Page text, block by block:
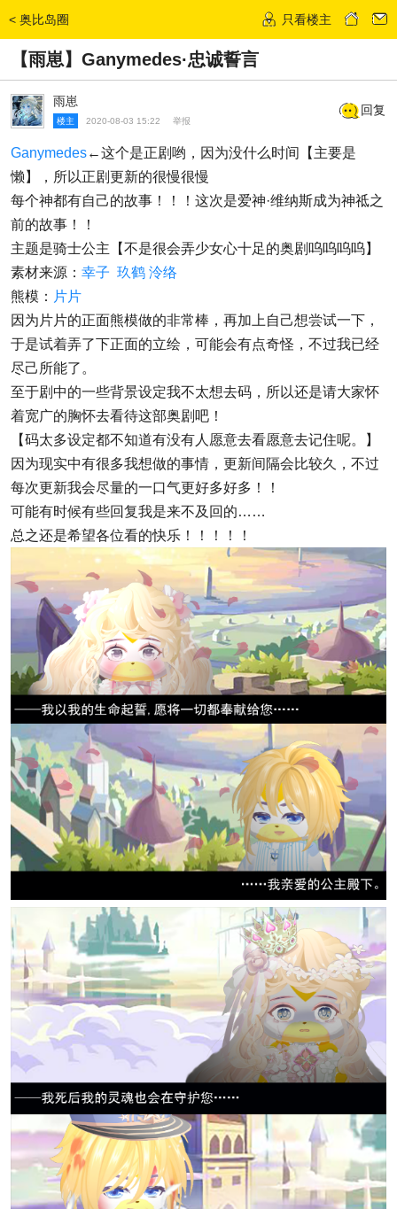
发话题
【雨崽】Ganymedes·忠诚誓言
雨崽
楼主 2020-08-03 15:22 举报
回复
Ganymedes←这个是正剧哟，因为没什么时间【主要是
懒】，所以正剧更新的很慢很慢
每个神都有自己的故事！！！这次是爱神·维纳斯成为神祗之
前的故事！！
主题是骑士公主【不是很会弄少女心十足的奥剧呜呜呜呜】
素材来源：幸子 玖鹤 泠络
熊模： 片片
因为片片的正面熊模做的非常棒，再加上自己想尝试一下，
于是试着弄了下正面的立绘，可能会有点奇怪，不过我已经
尽己所能了。
至于剧中的一些背景设定我不太想去码，所以还是请大家怀
着宽广的胸怀去看待这部奥剧吧！
【码太多设定都不知道有没有人愿意去看愿意去记住呢。】
因为现实中有很多我想做的事情，更新间隔会比较久，不过
每次更新我会尽量的一口气更好多好多！！
可能有时候有些回复我是来不及回的……
总之还是希望各位看的快乐！！！！！
< 奥比岛圈 只看楼主